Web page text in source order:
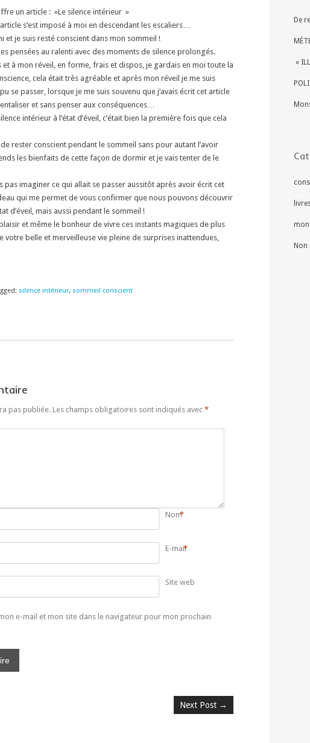
un article : »Le silence intérieur »
s’est imposé à moi en descendant les escaliers…
et je suis resté conscient dans mon sommeil !
pensées au ralenti avec des moments de silence prolongés.
à mon réveil, en forme, frais et dispos, je gardais en moi toute la
cela était très agréable et après mon réveil je me suis
se passer, lorsque je me suis souvenu que j’avais écrit cet article
et sans penser aux conséquences…
intérieur à l’état d’éveil, c’était bien la première fois que cela
rester conscient pendant le sommeil sans pour autant l’avoir
les bienfaits de cette façon de dormir et je vais tenter de le
pas imaginer ce qui allait se passer aussitôt après avoir écrit cet
qui me permet de vous confirmer que nous pouvons découvrir
d’éveil, mais aussi pendant le sommeil !
et même le bonheur de vivre ces instants magiques de plus
votre belle et merveilleuse vie pleine de surprises inattendues,
silence intérieur, sommeil conscient
pas publiée. Les champs obligatoires sont indiqués avec *
Nom*
E-mail*
Site web
e-mail et mon site dans le navigateur pour mon prochain
Next Post →
De
»
Non